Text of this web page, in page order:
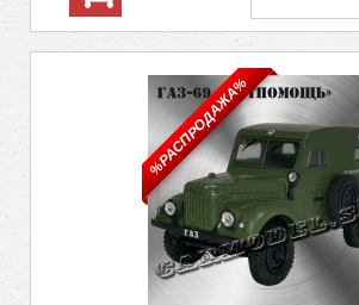
%РАСПРОДАЖА%